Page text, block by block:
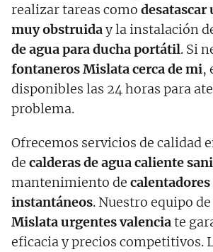
realizar tareas como desatascar
muy obstruiday la instalación
de agua para ducha portátil. Si
fontanerosMislatacerca de mi,
disponibles las 24 horas para
problema.
Ofrecemos servicios de calidad
de calderas de agua caliente
mantenimiento de
instantáneos. Nuestro equipo de
Mislataurgentes valenciate
eficacia y precios competitivos.